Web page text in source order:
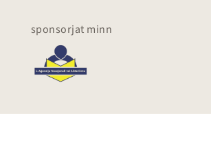
sponsorjat minn